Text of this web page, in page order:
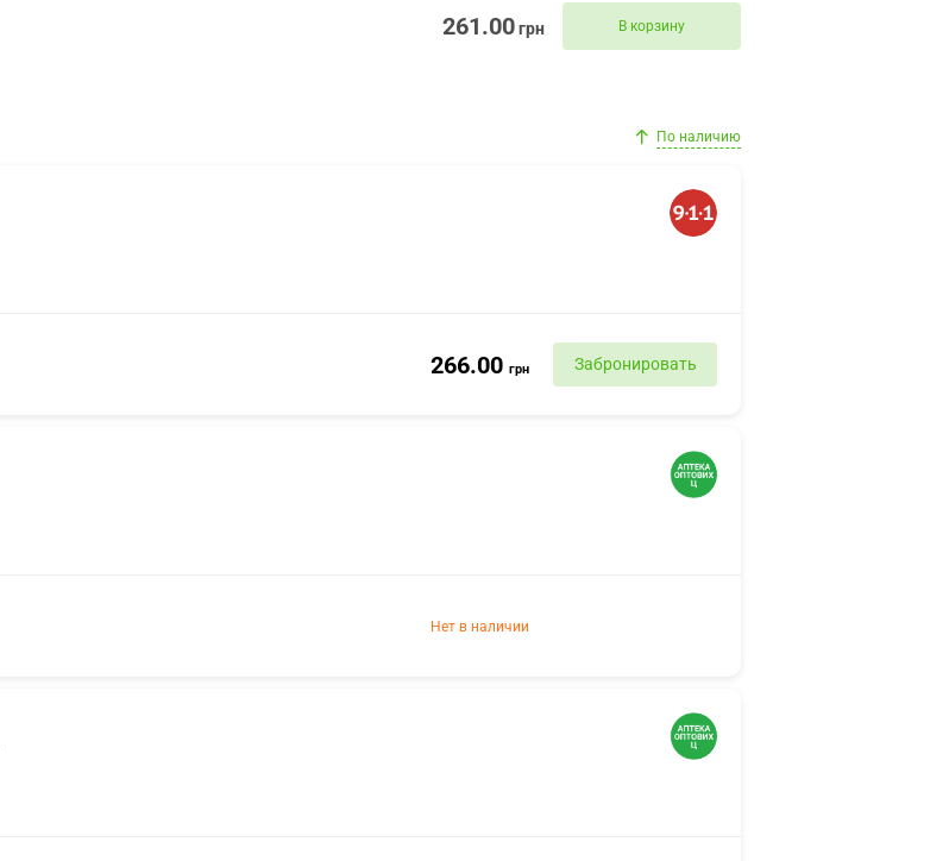
261.00грн В корзину
По наличию
266.00 грн Забронировать
Нет в наличии